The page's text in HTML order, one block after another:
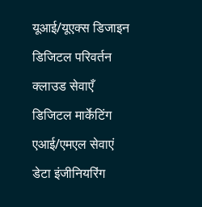
यूआई/यूएक्स डिजाइन
डिजिटल परिवर्तन
क्लाउड सेवाएँ
डिजिटल मार्केटिंग
एआई/एमएल सेवाएं
डेटा इंजीनियरिंग